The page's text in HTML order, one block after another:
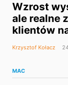
Wzrost
ale realne
klientów
Krzysztof Kołacz
MAC